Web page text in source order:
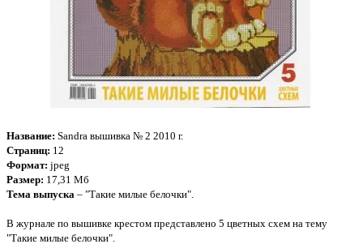
Название: Sandra вышивка № 2 2010 г.
Страниц: 12
Формат: jpeg
Размер: 17,31 Мб
Тема выпуска – "Такие милые белочки".
В журнале по вышивке крестом представлено 5 цветных схем на тему
"Такие милые белочки".